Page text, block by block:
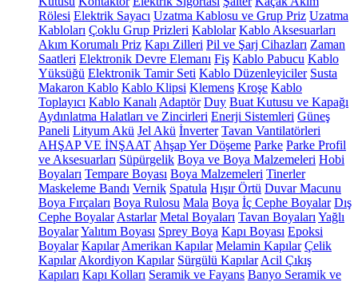
Rölesi Elektrik Sayacı Uzatma Kablosu ve Grup Priz Uzatma
Kabloları Çoklu Grup Prizleri Kablolar Kablo Aksesuarları
Akım Korumalı Priz Kapı Zilleri Pil ve Şarj Cihazları Zaman
Saatleri Elektronik Devre Elemanı Fiş Kablo Pabucu Kablo
Yüksüğü Elektronik Tamir Seti Kablo Düzenleyiciler Susta
Makaron Kablo Kablo Klipsi Klemens Kroşe Kablo
Toplayıcı Kablo Kanalı Adaptör Duy Buat Kutusu ve Kapağı
Aydınlatma Halatları ve Zincirleri Enerji Sistemleri Güneş
Paneli Lityum Akü Jel Akü İnverter Tavan Vantilatörleri
AHŞAP VE İNŞAAT Ahşap Yer Döşeme Parke Parke Profil
ve Aksesuarları Süpürgelik Boya ve Boya Malzemeleri Hobi
Boyaları Tempare Boyası Boya Malzemeleri Tinerler
Maskeleme Bandı Vernik Spatula Hışır Örtü Duvar Macunu
Boya Fırçaları Boya Rulosu Mala Boya İç Cephe Boyalar Dış
Cephe Boyalar Astarlar Metal Boyaları Tavan Boyaları Yağlı
BoyalarYalıtım Boyası Sprey Boya Kapı Boyası Epoksi
Boyalar Kapılar Amerikan Kapılar Melamin Kapılar Çelik
Kapılar Akordiyon Kapılar Sürgülü Kapılar Acil Çıkış
Kapıları Kapı Kolları Seramik ve Fayans Banyo Seramik ve